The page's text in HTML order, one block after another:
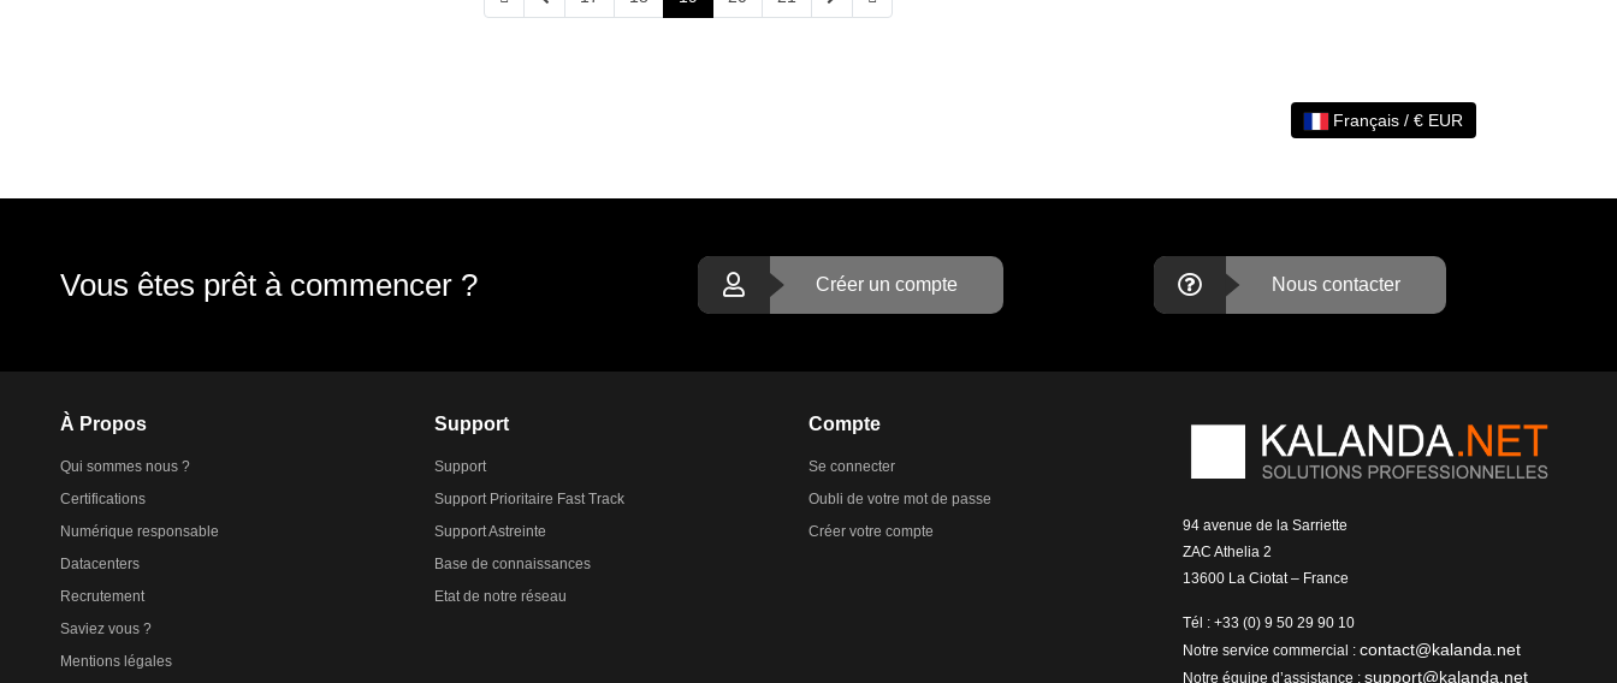
Français / € EUR
Vous êtes prêt à commencer ? Créer un compte Nous contacter
À Propos
Qui sommes nous ?
Certifications
Numérique responsable
Datacenters
Recrutement
Saviez vous ?
Mentions légales
Support
Support
Support Prioritaire Fast Track
Support Astreinte
Base de connaissances
Etat de notre réseau
Compte
Se connecter
Oubli de votre mot de passe
Créer votre compte
94 avenue de la Sarriette
ZAC Athelia 2
13600 La Ciotat – France
Tél : +33 (0) 9 50 29 90 10
Notre service commercial : contact@kalanda.net
Notre équipe d’assistance : support@kalanda.net